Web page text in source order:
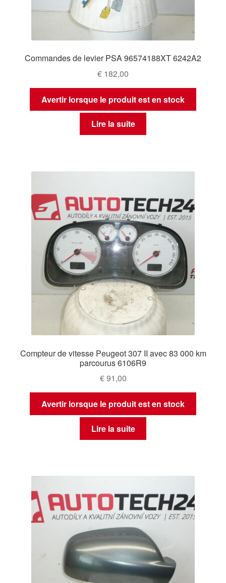
Commandes de levier PSA 96574188XT 6242A2
€ 182,00
Avertir lorsque le produit est en stock
Lire la suite
Compteur de vitesse Peugeot 307 II avec 83 000 km
parcourus 6106R9
€91,00
Avertir lorsque le produit est en stock
Lire la suite